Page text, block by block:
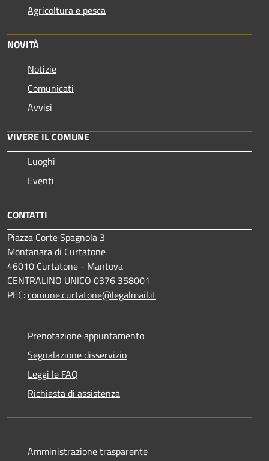
Agricoltura e pesca
NOVITÀ
Notizie
Comunicati
Avvisi
VIVERE IL COMUNE
Luoghi
Eventi
CONTATTI
Piazza Corte Spagnola 3
Montanara di Curtatone
46010 Curtatone - Mantova
CENTRALINO UNICO 0376 358001
PEC:comune.curtatone@legalmail.it
Prenotazione appuntamento
Segnalazione disservizio
Leggi le FAQ
Richiesta di assistenza
Amministrazione trasparente